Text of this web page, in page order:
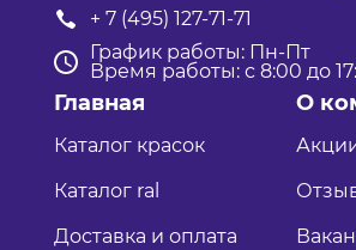
+ 7 (495) 127-71-71
График работы: Пн-Пт
Время работы: с 8:00 до
Главная
Каталог красок
Каталог ral
Доставка и оплата
О